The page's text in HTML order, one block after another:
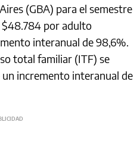
(GBA) para el semestre
$48.784 por adulto
interanual de 98,6%.
total familiar (ITF) se
incremento interanual de